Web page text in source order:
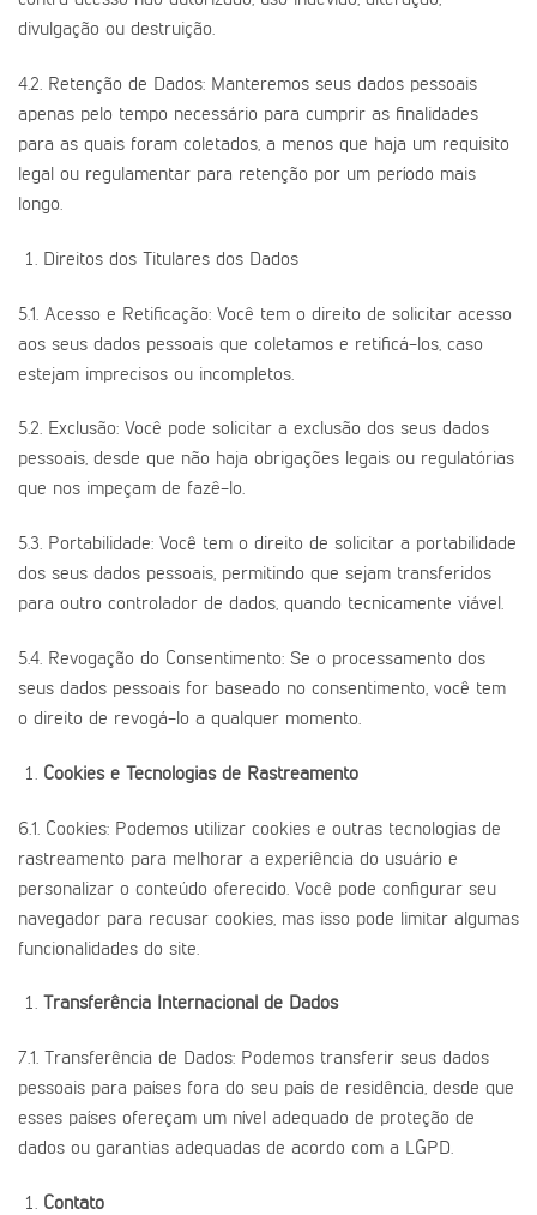
divulgação ou destruição.
4.2. Retenção de Dados: Manteremos seus dados pessoais
apenas pelo tempo necessário para cumprir as finalidades
para as quais foram coletados, a menos que haja um requisito
legal ou regulamentar para retenção por um período mais
longo.
Direitos dos Titulares dos Dados
5.1. Acesso e Retificação: Você tem o direito de solicitar acesso
aos seus dados pessoais que coletamos e retificá-los, caso
estejam imprecisos ou incompletos.
5.2. Exclusão: Você pode solicitar a exclusão dos seus dados
pessoais, desde que não haja obrigações legais ou regulatórias
que nos impeçam de fazê-lo.
5.3. Portabilidade: Você tem o direito de solicitar a portabilidade
dos seus dados pessoais, permitindo que sejam transferidos
para outro controlador de dados, quando tecnicamente viável.
5.4. Revogação do Consentimento: Se o processamento dos
seus dados pessoais for baseado no consentimento, você tem
o direito de revogá-lo a qualquer momento.
Cookies e Tecnologias de Rastreamento
6.1. Cookies: Podemos utilizar cookies e outras tecnologias de
rastreamento para melhorar a experiência do usuário e
personalizar o conteúdo oferecido. Você pode configurar seu
navegador para recusar cookies, mas isso pode limitar algumas
funcionalidades do site.
Transferência Internacional de Dados
7.1. Transferência de Dados: Podemos transferir seus dados
pessoais para países fora do seu país de residência, desde que
esses países ofereçam um nível adequado de proteção de
dados ou garantias adequadas de acordo com a LGPD.
Contato